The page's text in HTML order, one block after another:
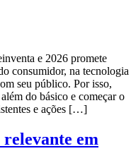
e 2026 promete
consumidor, na tecnologia
seu público. Por isso,
do básico e começar o
e ações […]
em